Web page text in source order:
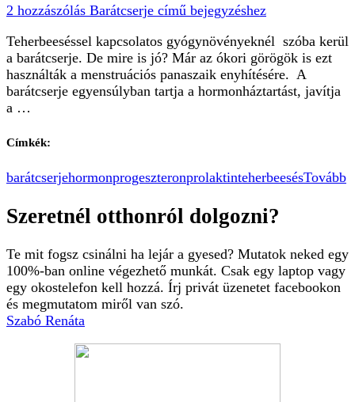
2 hozzászólás Barátcserje című bejegyzéshez
Teherbeeséssel kapcsolatos gyógynövényeknél szóba kerül
a barátcserje. De mire is jó? Már az ókori görögök is ezt
használták a menstruációs panaszaik enyhítésére. A
barátcserje egyensúlyban tartja a hormonháztartást, javítja
a …
Címkék:
barátcserjehormonprogeszteronprolaktinteherbeesésTovább
Szeretnél otthonról dolgozni?
Te mit fogsz csinálni ha lejár a gyesed? Mutatok neked egy
100%-ban online végezhető munkát. Csak egy laptop vagy
egy okostelefon kell hozzá. Írj privát üzenetet facebookon
és megmutatom miről van szó.
Szabó Renáta